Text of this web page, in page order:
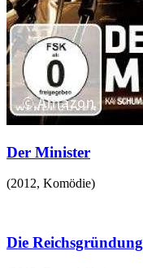
Der Minister
(2012, Komödie)
Die Reichsgründung